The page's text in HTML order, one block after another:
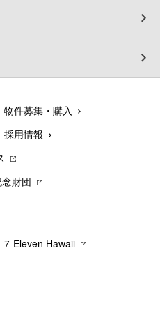
物件募集・購入
採用情報
財団
7‐Eleven Hawaii